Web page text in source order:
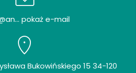
pokaż e-mail
Bukowińskiego 15 34-120